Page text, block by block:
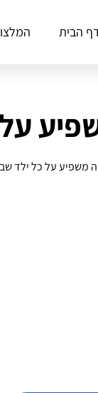
הבית
משפיע על כל ילד